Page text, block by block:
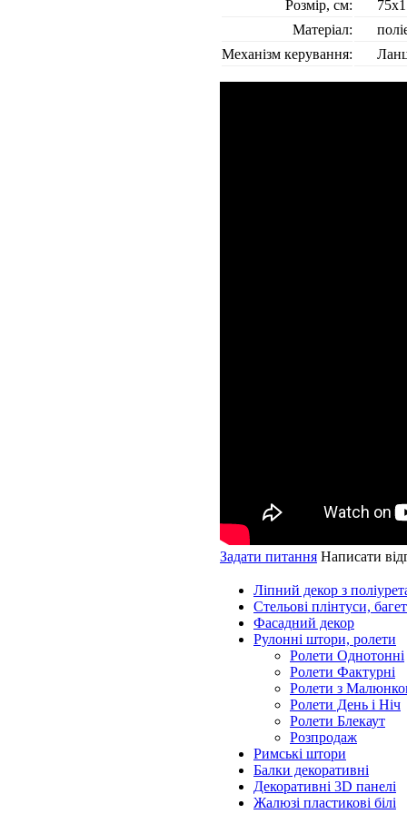
Розмір, см:
Матеріал:
Механізм керування:
Задати питання Написати
Ліпний декор з
Стельові плінтуси,
Фасадний декор
Рулонні штори, ролети
Ролети Однотонні
Ролети Фактурні
Ролети з
Ролети День і Ніч
Ролети Блекаут
Розпродаж
Римські штори
Балки декоративні
Декоративні 3D панелі
Жалюзі пластикові білі